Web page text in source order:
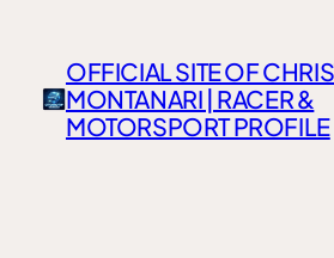
OFFICIAL SITE OF
MONTANARI | RACER &
MOTORSPORT PROFILE